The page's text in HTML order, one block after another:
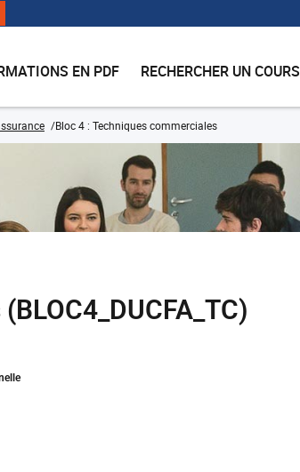
EN PDF RECHERCHER UN COURS
Bloc 4 : Techniques commerciales